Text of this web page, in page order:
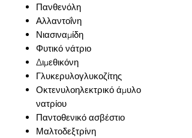
Πανθενόλη
Αλλαντοΐνη
Νιασιναμίδη
Φυτικό νάτριο
Διμεθικόνη
Γλυκερυλογλυκοζίτης
Οκτενυλοηλεκτρικό άμυλο
νατρίου
Παντοθενικό ασβέστιο
Μαλτοδεξτρίνη